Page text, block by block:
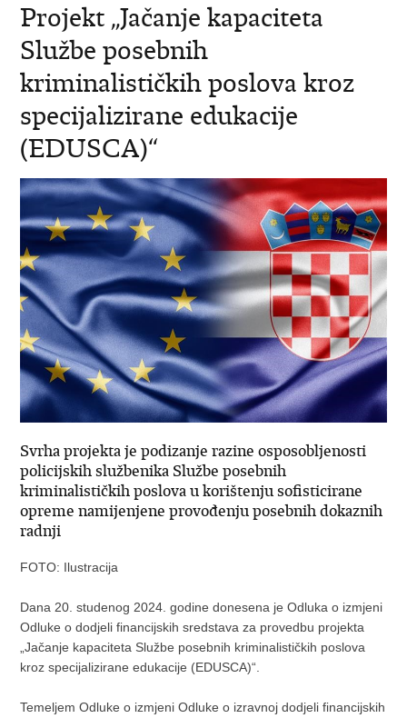
Projekt „Jačanje kapaciteta
Službe posebnih
kriminalističkih poslova kroz
specijalizirane edukacije
(EDUSCA)“
Svrha projekta je podizanje razine osposobljenosti
policijskih službenika Službe posebnih
kriminalističkih poslova u korištenju sofisticirane
opreme namijenjene provođenju posebnih dokaznih
radnji
FOTO: Ilustracija
Dana 20. studenog 2024. godine donesena je Odluka o izmjeni
Odluke o dodjeli financijskih sredstava za provedbu projekta
„Jačanje kapaciteta Službe posebnih kriminalističkih poslova
kroz specijalizirane edukacije (EDUSCA)“.
Temeljem Odluke o izmjeni Odluke o izravnoj dodjeli financijskih